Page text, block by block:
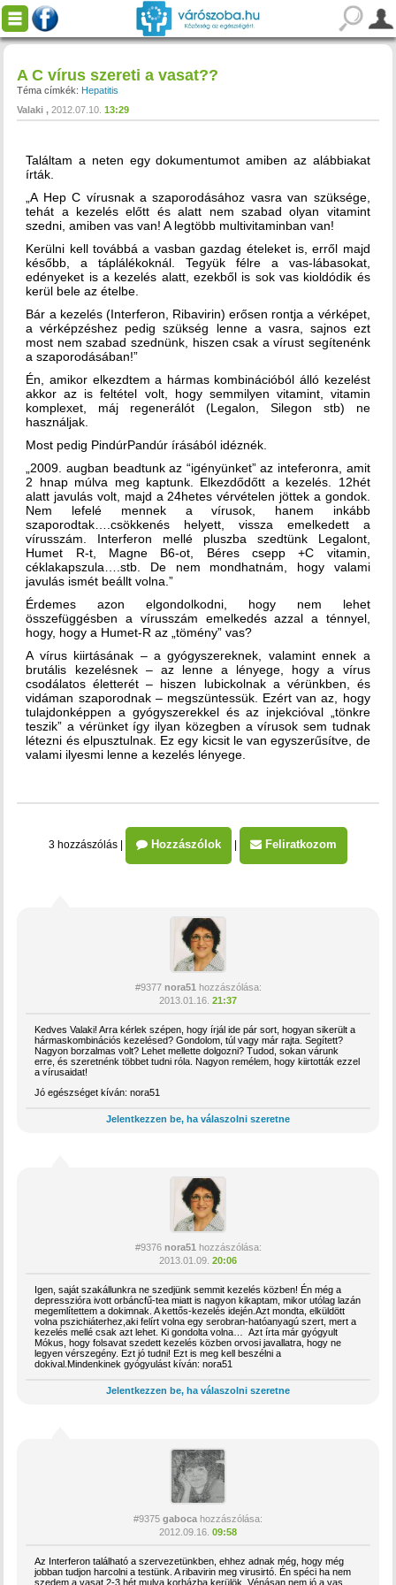
A C vírus szereti a vasat??
Téma címkék: Hepatitis
Valaki
2012.07.10. 13:29
Találtam a neten egy dokumentumot amiben az alábbiakat
írták.
„A Hep C vírusnak a szaporodásához vasra van szüksége,
tehát a kezelés előtt és alatt nem szabad olyan vitamint
szedni, amiben vas van! A legtöbb multivitaminban van!
Kerülni kell továbbá a vasban gazdag ételeket is, erről majd
később, a táplálékoknál. Tegyük félre a vas-lábasokat,
edényeket is a kezelés alatt, ezekből is sok vas kioldódik és
kerül bele az ételbe.
Bár a kezelés (Interferon, Ribavirin) erősen rontja a vérképet,
a vérképzéshez pedig szükség lenne a vasra, sajnos ezt
most nem szabad szednünk, hiszen csak a vírust segítenénk
a szaporodásában!”
Én, amikor elkezdtem a hármas kombinációból álló kezelést
akkor az is feltétel volt, hogy semmilyen vitamint, vitamin
komplexet, máj regenerálót (Legalon, Silegon stb) ne
használjak.
Most pedig PindúrPandúr írásából idéznék.
„2009. augban beadtunk az “igényünket” az inteferonra, amit
2 hnap múlva meg kaptunk. Elkezdődőtt a kezelés. 12hét
alatt javulás volt, majd a 24hetes vérvételen jöttek a gondok.
Nem lefelé mennek a vírusok, hanem inkább
szaporodtak….csökkenés helyett, vissza emelkedett a
vírusszám. Interferon mellé pluszba szedtünk Legalont,
Humet R-t, Magne B6-ot, Béres csepp +C vitamin,
céklakapszula….stb. De nem mondhatnám, hogy valami
javulás ismét beállt volna.”
Érdemes azon elgondolkodni, hogy nem lehet
összefüggésben a vírusszám emelkedés azzal a ténnyel,
hogy, hogy a Humet-R az „tömény” vas?
A vírus kiirtásának – a gyógyszereknek, valamint ennek a
brutális kezelésnek – az lenne a lényege, hogy a vírus
csodálatos életterét – hiszen lubickolnak a vérünkben, és
vidáman szaporodnak – megszüntessük. Ezért van az, hogy
tulajdonképpen a gyógyszerekkel és az injekcióval „tönkre
teszik” a vérünket így ilyan közegben a vírusok sem tudnak
létezni és elpusztulnak. Ez egy kicsit le van egyszerűsítve, de
valami ilyesmi lenne a kezelés lényege.
3 hozzászólás Hozzászólok Feliratkozom
#9377 nora51 hozzászólása:
2013.01.16. 21:37
Kedves Valaki! Arra kérlek szépen, hogy írjál ide pár sort, hogyan sikerült a
hármaskombinációs kezelésed? Gondolom, túl vagy már rajta. Segített?
Nagyon borzalmas volt? Lehet mellette dolgozni? Tudod, sokan várunk
erre, és szeretnénk többet tudni róla. Nagyon remélem, hogy kiirtották ezzel
a vírusaidat!
Jó egészséget kíván: nora51
Jelentkezzen be, ha válaszolni szeretne
#9376 nora51 hozzászólása:
2013.01.09. 20:06
Igen, saját szakállunkra ne szedjünk semmit kezelés közben! Én még a
depresszióra ivott orbáncfű-tea miatt is nagyon kikaptam, mikor utólag lazán
megemlítettem a dokimnak. A kettős-kezelés idején.Azt mondta, elküldött
volna pszichiáterhez,aki felírt volna egy serobran-hatóanyagú szert, mert a
kezelés mellé csak azt lehet. Ki gondolta volna… Azt írta már gyógyult
Mókus, hogy folsavat szedett kezelés közben orvosi javallatra, hogy ne
legyen vérszegény. Ezt jó tudni! Ezt is meg kell beszélni a
dokival.Mindenkinek gyógyulást kíván: nora51
Jelentkezzen be, ha válaszolni szeretne
#9375 gaboca hozzászólása:
2012.09.16. 09:58
Az Interferon található a szervezetünkben, ehhez adnak még, hogy még
jobban tudjon harcolni a testünk. A ribavirin meg virusirtó. Én spéci ha nem
szedem a vasat 2-3 hét mulva korházba kerülök. Vénásan nem jó a vas